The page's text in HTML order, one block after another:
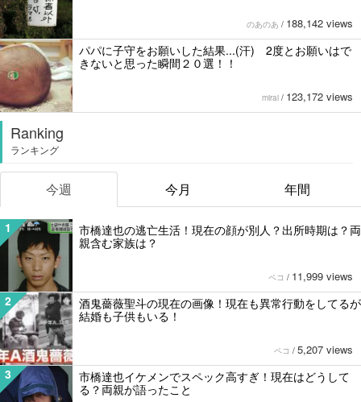
のあのあ / 188,142 views
パパに子守をお願いした結果...(汗) 2度とお願いはで
きないと思った瞬間２０選！！
mirai / 123,172 views
Ranking
ランキング
今週 今月 年間
1
市橋達也の逃亡生活！現在の顔が別人？出所時期は？両
親含む家族は？
ペコ / 11,999 views
2
酒鬼薔薇聖斗の現在の画像！現在も異常行動をしてるが
結婚も子供もいる！
ペコ / 5,207 views
3
市橋達也イケメンでスペック高すぎ！現在はどうして
る？両親が語ったこと